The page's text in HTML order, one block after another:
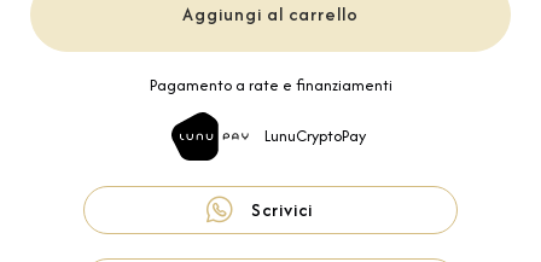
Aggiungi al carrello
Pagamento a rate e finanziamenti
LunuCryptoPay
Scrivici